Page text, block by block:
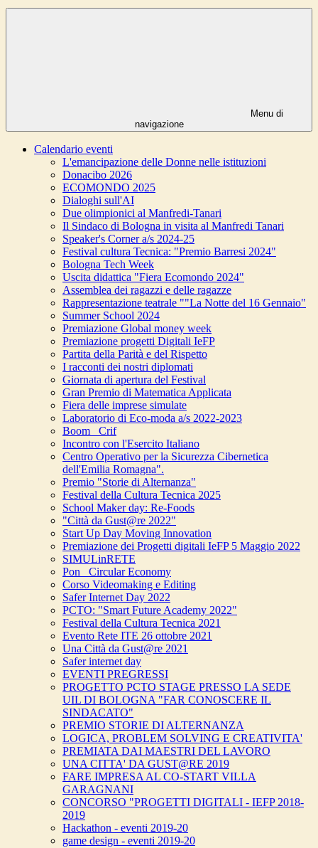
Menu di
navigazione
Calendario eventi
L'emancipazione delle Donne nelle istituzioni
Donacibo 2026
ECOMONDO 2025
Dialoghi sull'AI
Due olimpionici al Manfredi-Tanari
Il Sindaco di Bologna in visita al Manfredi Tanari
Speaker's Corner a/s 2024-25
Festival cultura Tecnica: "Premio Barresi 2024"
Bologna Tech Week
Uscita didattica "Fiera Ecomondo 2024"
Assemblea dei ragazzi e delle ragazze
Rappresentazione teatrale ""La Notte del 16 Gennaio"
Summer School 2024
Premiazione Global money week
Premiazione progetti Digitali IeFP
Partita della Parità e del Rispetto
I racconti dei nostri diplomati
Giornata di apertura del Festival
Gran Premio di Matematica Applicata
Fiera delle imprese simulate
Laboratorio di Eco-moda a/s 2022-2023
Boom_ Crif
Incontro con l'Esercito Italiano
Centro Operativo per la Sicurezza Cibernetica
dell'Emilia Romagna".
Premio "Storie di Alternanza"
Festival della Cultura Tecnica 2025
School Maker day: Re-Foods
"Città da Gust@re 2022"
Start Up Day Moving Innovation
Premiazione dei Progetti digitali IeFP 5 Maggio 2022
SIMULinRETE
Pon_ Circular Economy
Corso Videomaking e Editing
Safer Internet Day 2022
PCTO: "Smart Future Academy 2022"
Festival della Cultura Tecnica 2021
Evento Rete ITE 26 ottobre 2021
Una Città da Gust@re 2021
Safer internet day
EVENTI PREGRESSI
PROGETTO PCTO STAGE PRESSO LA SEDE
UIL DI BOLOGNA "FAR CONOSCERE IL
SINDACATO"
PREMIO STORIE DI ALTERNANZA
LOGICA, PROBLEM SOLVING E CREATIVITA'
PREMIATA DAI MAESTRI DEL LAVORO
UNA CITTA' DA GUST@RE 2019
FARE IMPRESA AL CO-START VILLA
GARAGNANI
CONCORSO "PROGETTI DIGITALI - IEFP 2018-
2019
Hackathon - eventi 2019-20
game design - eventi 2019-20